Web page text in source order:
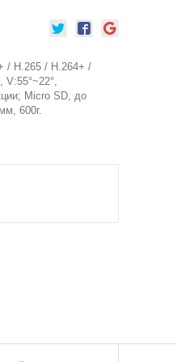
/ H.265 / H.264+ /
V:55°~22°,
Micro SD, до
600г.